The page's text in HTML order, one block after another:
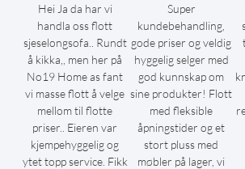
Hei Ja da har vi
handla oss flott
sjeselongsofa.. Rundt
å kikka,, men her på
No19 Home as fant
vi masse flott å velge
mellom til flotte
priser.. Eieren var
kjempehyggelig og
ytet topp service. Fikk
Super
kundebehandling,
gode priser og veldig
hyggelig selger med
god kunnskap om
sine produkter! Flott
med fleksible
åpningstider og et
stort pluss med
møbler på lager, vi